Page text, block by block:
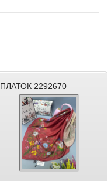
ПЛАТОК 2292670